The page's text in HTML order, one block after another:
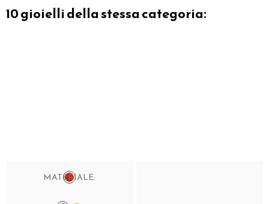
10 gioielli della stessa categoria:
MATERIALE: